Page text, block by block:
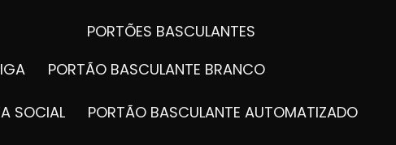
PORTÕES BASCULANTES
PORTÃO BASCULANTE BRANCO
SOCIAL PORTÃO BASCULANTE AUTOMATIZADO